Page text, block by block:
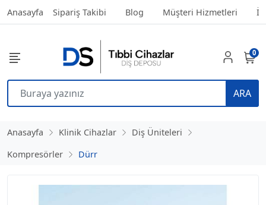
Anasayfa Sipariş Takibi Blog Müşteri Hizmetleri
ARA
0
Anasayfa Klinik Cihazlar
Diş Üniteleri
Kompresörler
Dürr